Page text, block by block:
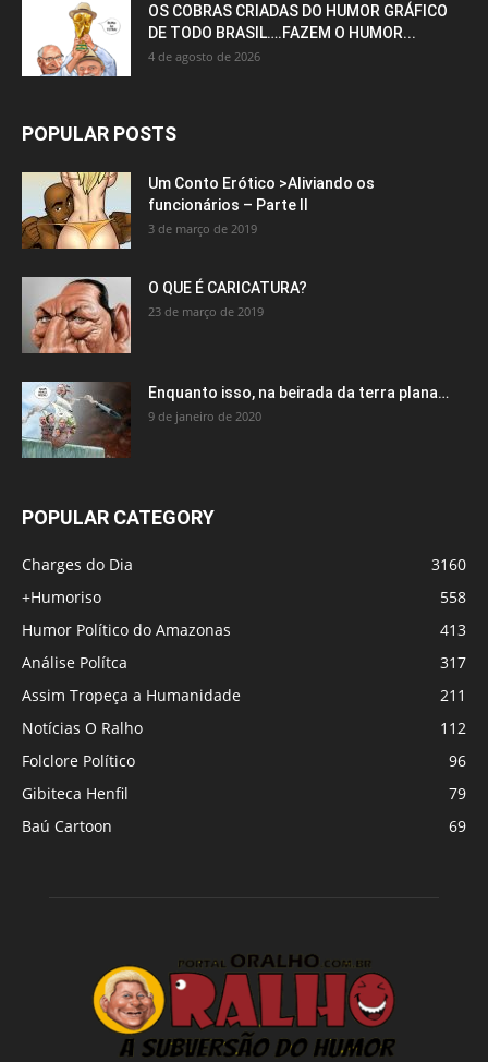
OS COBRAS CRIADAS DO HUMOR GRÁFICO
DE TODO BRASIL….FAZEM O HUMOR...
4 de agosto de 2026
POPULAR POSTS
Um Conto Erótico >Aliviando os
funcionários – Parte II
3 de março de 2019
O QUE É CARICATURA?
23 de março de 2019
Enquanto isso, na beirada da terra plana…
9 de janeiro de 2020
POPULAR CATEGORY
Charges do Dia
3160
+Humoriso
558
Humor Político do Amazonas
413
Análise Polítca
317
Assim Tropeça a Humanidade
211
Notícias O Ralho
112
Folclore Político
96
Gibiteca Henfil
79
Baú Cartoon
69